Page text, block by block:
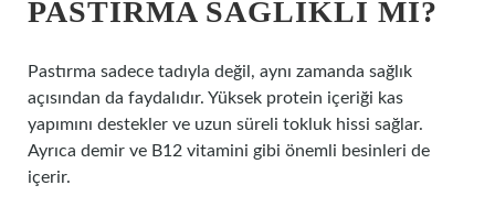
PASTIRMA SAĞLIKLI MI?
Pastırma sadece tadıyla değil, aynı zamanda sağlık
açısından da faydalıdır. Yüksek protein içeriği kas
yapımını destekler ve uzun süreli tokluk hissi sağlar.
Ayrıca demir ve B12 vitamini gibi önemli besinleri de
içerir.